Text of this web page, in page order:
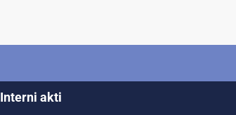
Interni akti